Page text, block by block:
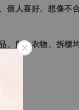
個人喜好、想像不
、貼身衣物、拆標